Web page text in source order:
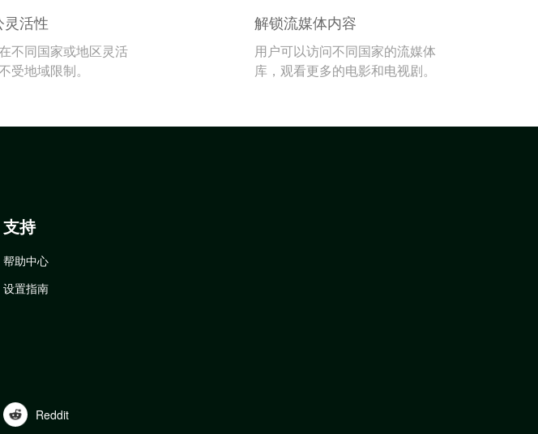
灵活性
不同国家或地区灵活
受地域限制。
解锁流媒体内容
用户可以访问不同国家的流媒体
库，观看更多的电影和电视剧。
支持
帮助中心
设置指南
Reddit